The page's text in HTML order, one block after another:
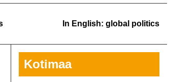
In English: global politics
Kotimaa